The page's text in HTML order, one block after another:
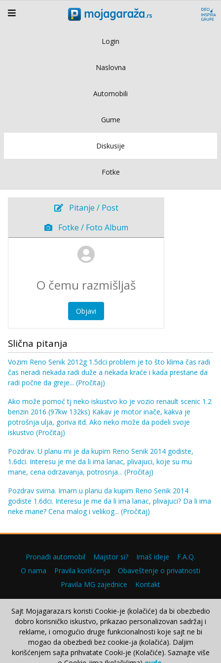
Login
Naslovna
Automobili
Gume
Diskusije
Fotke
Pitanje / Post
Fotke / Foto Album
Objavi
Slična pitanja
Vozim Reno Senik 2012g 1.5dci problem je to što klima čas radi
čas neradi nekada radi duže a nekada kraće i kada prestane da
radi počne da greje... (Pročitaj)
Ako može pomoć tj neko iskustvo ko je vozio renault scenic 1.2
benzin 2016 (97kw 132ks) Kakav je motor inače, kakva je
potrošnja ulja, goriva itd. Ako neko može da podeli svoje
iskustvo (Pročitaj)
Pozdrav. U planu mi je da kupim Reno Senik 2014 godiste,
1.6dci. Interesu je me da li ima lanac, plivajuci, koje su mu
mane, cena odrzavanja, potrosnja... (Pročitaj)
Pozdrav svima. Imam u planu da kupim Reno Senik 2014
godiste 1.6dci. Interesu je me da li ima lanac, plivajuci? Da li ima
neke mane? Cena malog i velikog... (Pročitaj)
Pronađi automobil Majstor si? Imaš ideje
F.A.Q.
O nama
Pravila korišćenja
Obaveštenje o privatnosti
Pravila MG zajednice
Kontakt
Copyright © 2000–2026.
Sajt Mojagaraza.rs koristi Cookie-je (kolačiće) da bi obezbedio
dobro korisničko iskustvo, prikazao personalizovan sadržaj i
reklame, i omogućio druge funkcionalnosti koje sajt ne bi
mogao da obezbedi bez cookie-ja (kolačića). Daljim
korišćenjem sajta prihvatate Cooki-je (Kolačiće). Saznajte više